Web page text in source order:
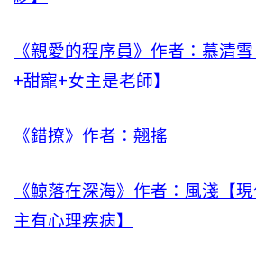
《親愛的程序員》作者：慕清
+甜寵+女主是老師】
《錯撩》作者：翹搖
《鯨落在深海》作者：風淺【
主有心理疾病】